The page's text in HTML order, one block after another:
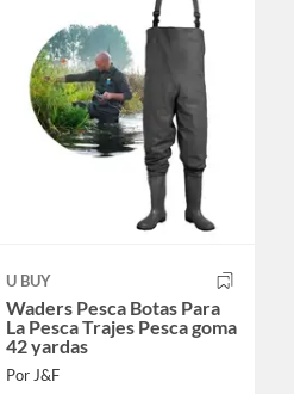
U BUY
Waders Pesca Botas Para
La Pesca Trajes Pesca goma
42 yardas
Por J&F